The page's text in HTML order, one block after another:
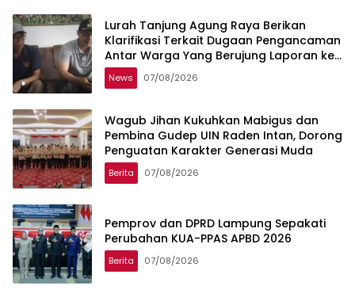
Lurah Tanjung Agung Raya Berikan
Klarifikasi Terkait Dugaan Pengancaman
Antar Warga Yang Berujung Laporan ke
Polisi
News 07/08/2026
Wagub Jihan Kukuhkan Mabigus dan
Pembina Gudep UIN Raden Intan, Dorong
Penguatan Karakter Generasi Muda
Berita 07/08/2026
Pemprov dan DPRD Lampung Sepakati
Perubahan KUA-PPAS APBD 2026
Berita 07/08/2026